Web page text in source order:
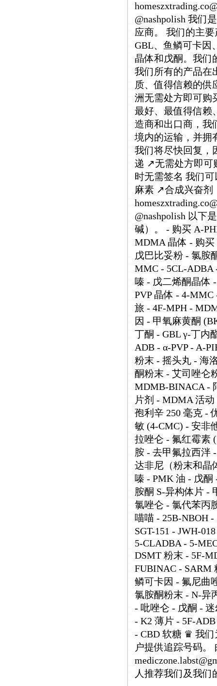
@nashpolish 我们
应商。 我们的主要
GBL、鱼鳞可卡因
晶体和戊酮。我们
我们所有的产品在
质、值得信赖的
洲无需处方即可购
最好、最值得信赖
造商和出口商，我
境内的运输，并拥
我们将尽快回复，
递 ↗️无需处方即
时无需签名 我们
麻素 ↗️合成兴奋
@nashpolish 以下
碱）。 - 购买 A-
MDMA 晶体 - 购买
戊巴比妥粉 - 氯胺
MMC - 5CL-ADBA
嗪 - 戊二烯酮晶体
PVP 晶体 - 4-
旅 - 4F-MPH -
因 - 甲氧麻黄酮
丁酮 - GBL γ-丁内
ADB - α-PVP - A-
粉末 - 摇头丸 - 海
酮粉末 - 艾司唑仑
MDMB-BINACA -
片剂 - MDMA 活
孢利辛 250 毫克 -
敏 (4-CMC) - 安非
拉唑仑 - 氟红霉素
胺 - 去甲氟拉西泮
达非尼（粉末和晶
嗪 - PMK 油 - 戊酮
胺酮 S-异构体片 -
氯唑仑 - 氯代苯丙
喵喵 - 25B-NBOH
SGT-151 - JWH-
5-CLADBA - 5-
DSMT 粉末 - 5F-
FUBINAC - SARM
鳞可卡因 - 氟尼曲
氯胺酮粉末 - N-异
- 吡唑仑 - 戊酮 -
- K2 薄片 - 5F-
- CBD 软糖 ♛ 我们
户提供追踪号码。
人推荐我们及我们